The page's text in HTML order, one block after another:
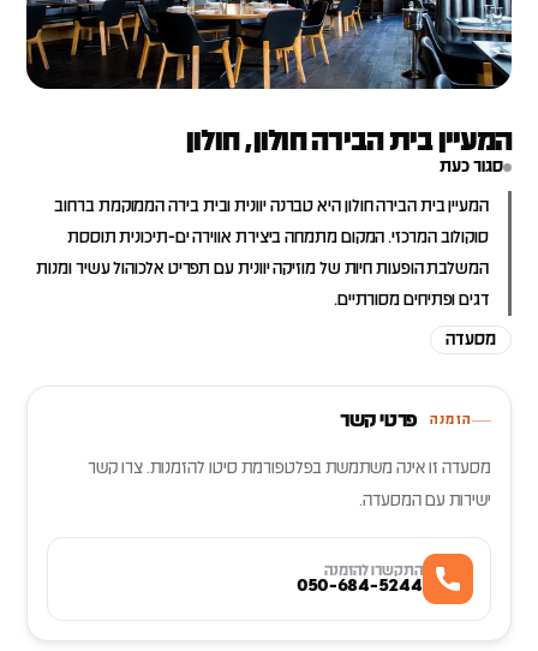
המעיין בית הבירה חולון, חולון
סגור כעת
המעיין בית הבירה חולון היא טברנה יוונית ובית בירה הממוקמת ברחוב
סוקולוב המרכזי. המקום מתמחה ביצירת אווירה ים-תיכונית תוססת
המשלבת הופעות חיות של מוזיקה יוונית עם תפריט אלכוהול עשיר ומנות
דגים ופתיחים מסורתיים.
מסעדה
הזמנה פרטי קשר
מסעדה זו אינה משתמשת בפלטפורמת סיטו להזמנות. צרו קשר
ישירות עם המסעדה.
התקשרו להזמנה
050-684-5244